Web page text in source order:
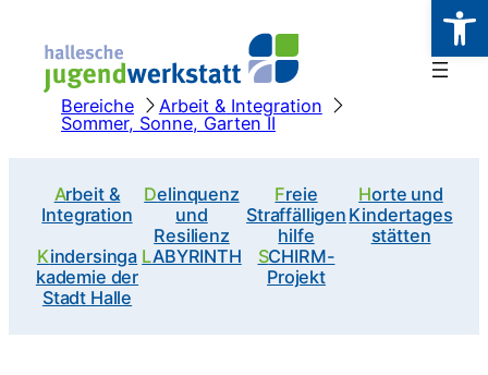
Inhalt
springenBereiche
Arbeit & Integration
Sommer, Sonne, Garten II
Arbeit &
Integration
Delinquenz
und
Resilienz
Freie
Straffälligen
hilfe
Horte und
Kindertages
stätten
Kindersinga
kademie der
Stadt Halle
LABYRINTH
SCHIRM-
Projekt